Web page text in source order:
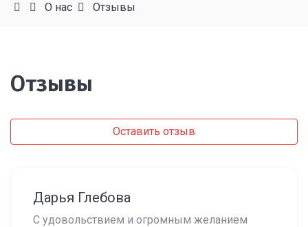
О нас Отзывы
Отзывы
Оставить отзыв
Дарья Глебова
С удовольствием и огромным желанием